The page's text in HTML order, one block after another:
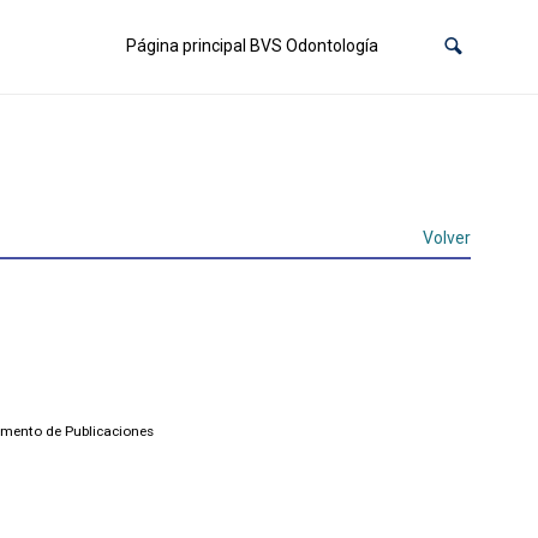
Página principal BVS Odontología
Volver
de Publicaciones